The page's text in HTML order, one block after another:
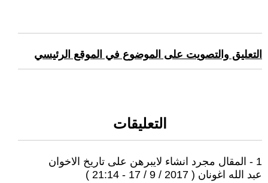
التعليق والتصويت على الموضوع في الموقع الرئيسي
التعليقات
1 - المقال مجرد انشاء لايبرهن على تاريخ الاخوان
عبد الله اغونان ( 2017 / 9 / 17 - 21:14 )